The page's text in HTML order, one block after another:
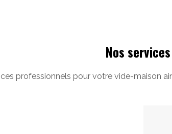
Nos services
professionnels pour votre vide-maison